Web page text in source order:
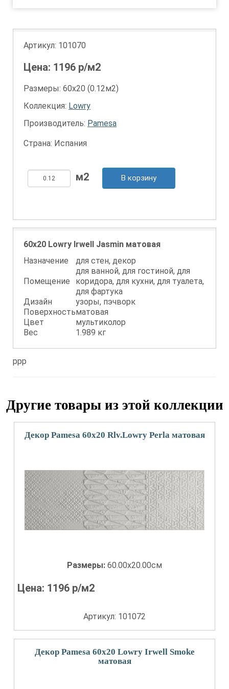
Артикул: 101070
Цена: 1196 р/м2
Размеры: 60х20 (0.12м2)
Коллекция: Lowry
Производитель: Pamesa
Страна: Испания
В корзину
60x20 Lowry Irwell Jasmin матовая
Назначение
для стен, декор
Помещение
для ванной, для гостиной, для
коридора, для кухни, для туалета,
для фартука
Дизайн
узоры, пэчворк
Поверхностьматовая
Цвет
мультиколор
Вес
1.989 кг
ppp
Другие товары из этой коллекции
Декор Pamesa 60x20 Rlv.Lowry Perla матовая
Размеры: 60.00x20.00см
Цена: 1196 р/м2
Артикул: 101072
Декор Pamesa 60x20 Lowry Irwell Smoke
матовая